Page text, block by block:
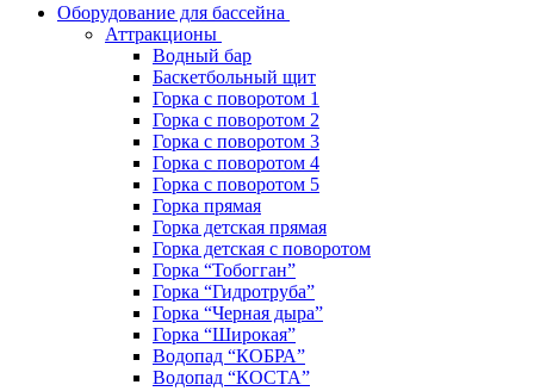
Оборудование для бассейна
Аттракционы
Водный бар
Баскетбольный щит
Горка с поворотом 1
Горка с поворотом 2
Горка с поворотом 3
Горка с поворотом 4
Горка с поворотом 5
Горка прямая
Горка детская прямая
Горка детская с поворотом
Горка “Тобогган”
Горка “Гидротруба”
Горка “Черная дыра”
Горка “Широкая”
Водопад “КОБРА”
Водопад “КОСТА”